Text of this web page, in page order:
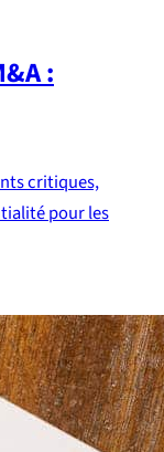
:
critiques,
pour les